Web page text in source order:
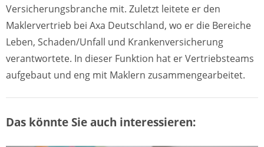
Versicherungsbranche mit. Zuletzt leitete er den
Maklervertrieb bei Axa Deutschland, wo er die Bereiche
Leben, Schaden/Unfall und Krankenversicherung
verantwortete. In dieser Funktion hat er Vertriebsteams
aufgebaut und eng mit Maklern zusammengearbeitet.
Das könnte Sie auch interessieren: